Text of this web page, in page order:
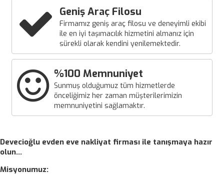
Geniş Araç Filosu
Firmamız geniş araç filosu ve deneyimli ekibi
ile en iyi taşımacılık hizmetini almanız için
sürekli olarak kendini yenilemektedir.
%100 Memnuniyet
Sunmuş olduğumuz tüm hizmetlerde
önceliğimiz her zaman müşterilerimizin
memnuniyetini sağlamaktır.
Devecioğlu evden eve nakliyat firması ile tanışmaya hazır
olun…
Misyonumuz: